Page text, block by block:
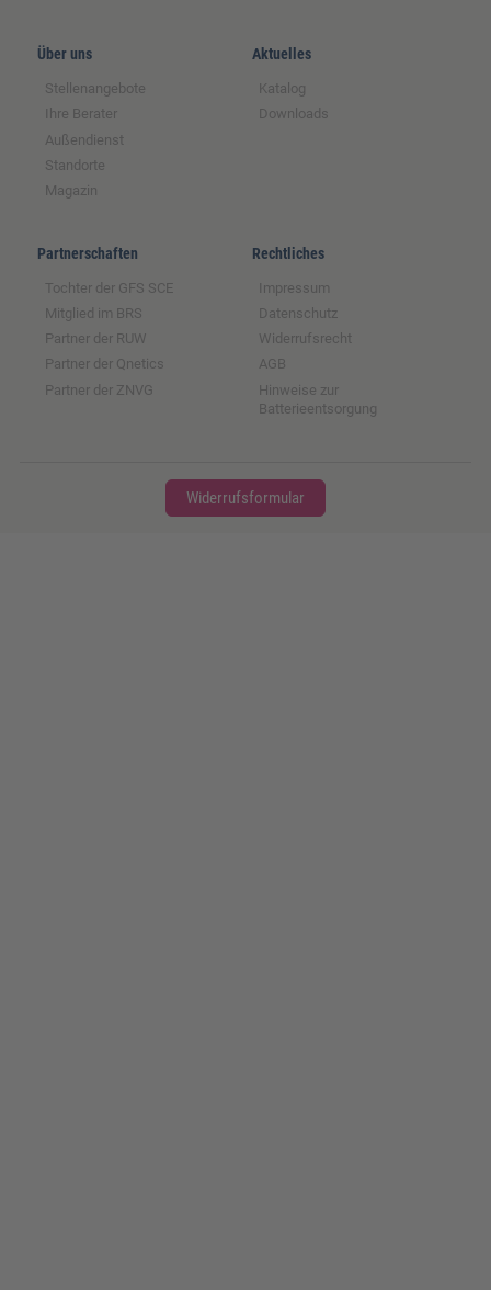
Über uns
Stellenangebote
Ihre Berater
Außendienst
Standorte
Magazin
Aktuelles
Katalog
Downloads
Partnerschaften
Tochter der GFS SCE
Mitglied im BRS
Partner der RUW
Partner der Qnetics
Partner der ZNVG
Rechtliches
Impressum
Datenschutz
Widerrufsrecht
AGB
Hinweise zur
Batterieentsorgung
Widerrufsformular